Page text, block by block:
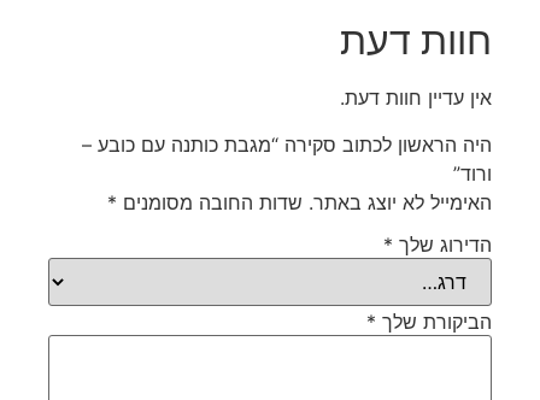
חוות דעת
אין עדיין חוות דעת.
היה הראשון לכתוב סקירה “מגבת כותנה עם כובע –
ורוד”
האימייל לא יוצג באתר. שדות החובה מסומנים *
הדירוג שלך *
הביקורת שלך *